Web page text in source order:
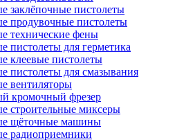
заклёпочные пистолеты
продувочные пистолеты
технические фены
пистолеты для герметика
клеевые пистолеты
пистолеты для смазывания
вентиляторы
кромочный фрезер
строительные миксеры
щёточные машины
радиоприемники